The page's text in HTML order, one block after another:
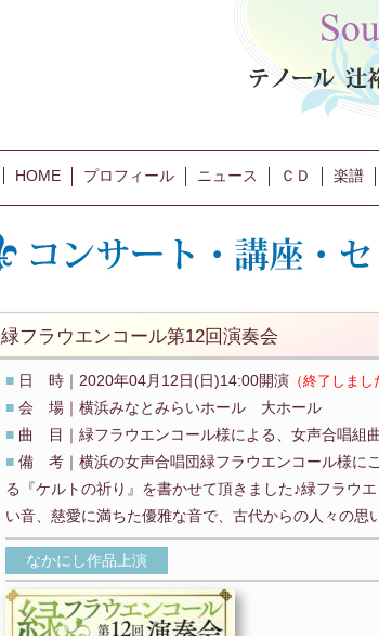
HOME プロフィール ニュース ＣＤ 楽譜
緑フラウエンコール第12回演奏会
■ 日 時｜2020年04月12日(日)14:00開演 （終了しま
■ 会 場｜横浜みなとみらいホール 大ホール
■ 曲 目｜緑フラウエンコール様による、女声合唱組
■ 備 考｜横浜の女声合唱団緑フラウエンコール様に
る『ケルトの祈り』を書かせて頂きました♪緑フラウ
い音、慈愛に満ちた優雅な音で、古代からの人々の思
なかにし作品上演